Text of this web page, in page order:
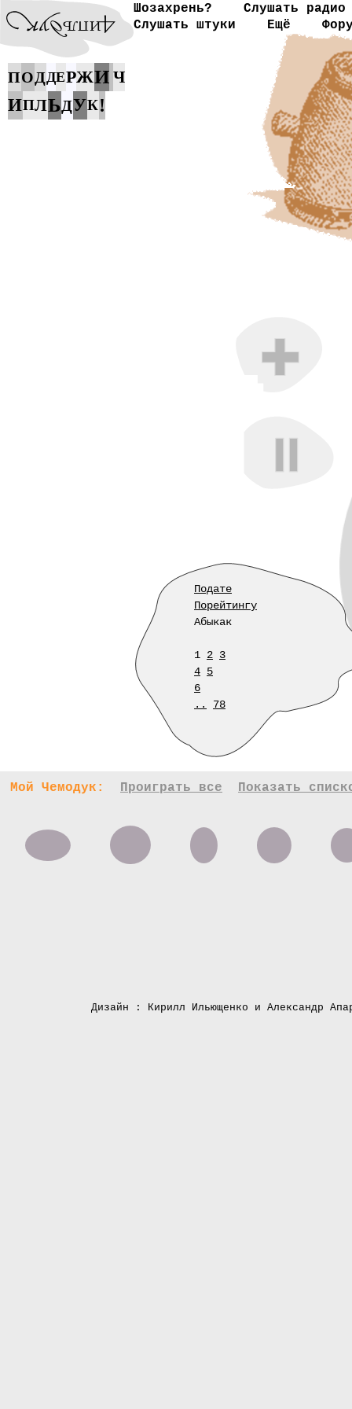
Шозахрень?
Слушать радио
Слушать штуки
Ещё
ПОДДЕРЖИ Ч
ИПЛЬДУК!
Подате
Порейтингу
Абыкак
1 2 3
4 5
6
..
78
Мой Чемодук: Проиграть все Показать
Дизайн : Кирилл Ильющенко и Александр